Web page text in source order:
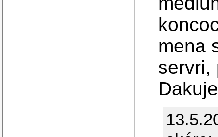
mena
servri,